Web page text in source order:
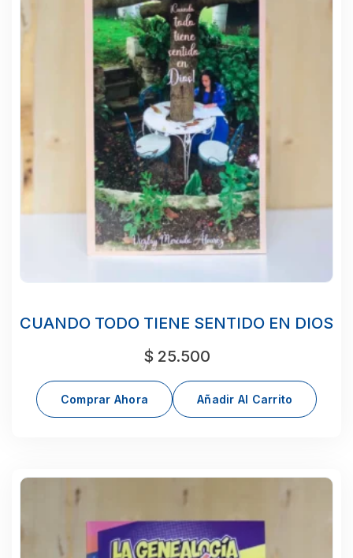
CUANDO TODO TIENE SENTIDO EN DIOS
$ 25.500
Comprar Ahora Añadir Al Carrito